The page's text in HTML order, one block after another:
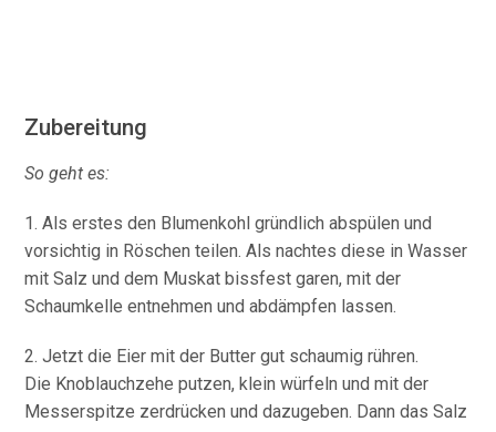
Zubereitung
So geht es:
1. Als erstes den Blumenkohl gründlich abspülen und
vorsichtig in Röschen teilen. Als nachtes diese in Wasser
mit Salz und dem Muskat bissfest garen, mit der
Schaumkelle entnehmen und abdämpfen lassen.
2. Jetzt die Eier mit der Butter gut schaumig rühren.
Die Knoblauchzehe putzen, klein würfeln und mit der
Messerspitze zerdrücken und dazugeben. Dann das Salz